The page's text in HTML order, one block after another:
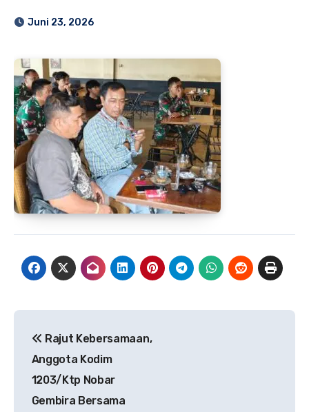
Juni 23, 2026
pos
Rajut Kebersamaan,
Anggota Kodim
1203/Ktp Nobar
Gembira Bersama